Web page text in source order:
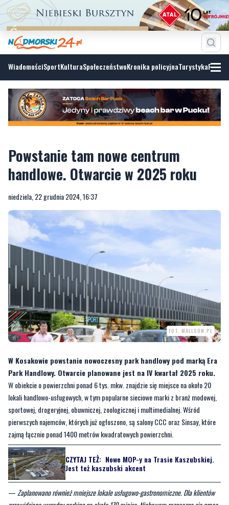
WiadomościSportKulturaSpołeczeństwoKronika policyjnaTurystyka
Powstanie tam nowe centrum
handlowe. Otwarcie w 2025 roku
niedziela, 22 grudnia 2024, 16:37
FOT. MALLSON.PL
W Kosakowie powstanie nowoczesny park handlowy pod marką Era
Park Handlowy. Otwarcie planowane jest na IV kwartał 2025 roku.
W obiekcie o powierzchni ponad 6 tys. mkw. znajdzie się miejsce na około 20
lokali handlowo-usługowych, w tym popularne sieciowe marki z branż modowej,
sportowej, drogeryjnej, obuwniczej, zoologicznej i multimedialnej. Wśród
pierwszych najemców, których już ogłoszono, są salony CCC oraz Sinsay, które
zajmą łącznie ponad 1400 metrów kwadratowych powierzchni.
CZYTAJ TEŻ: Nowe MOP-y na Trasie Kaszubskiej.
Jest też kaszubski akcent
— Zaplanowano również mniejsze lokale usługowo-gastronomiczne. Dla klientów